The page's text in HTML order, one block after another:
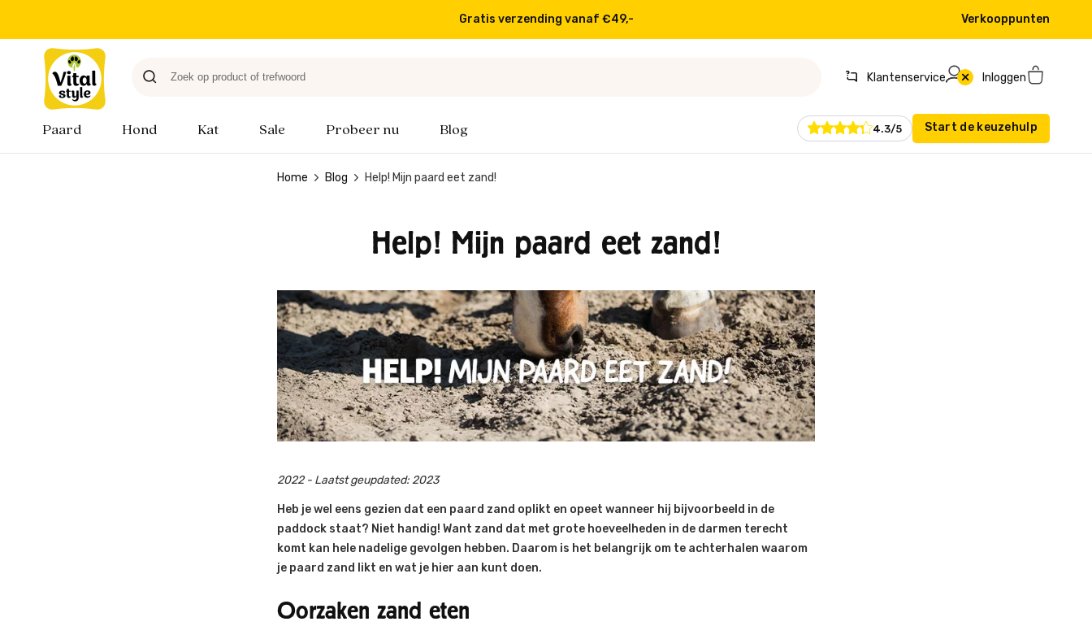
Op werkdagen voor 16:00 besteld, volgende dag in huis Verkooppunten
Klantenservice Inloggen
Paard Hond Kat Sale Probeer nu Blog 4.3/5 Start de keuzehulp
Home Blog Help! Mijn paard eet zand!
Help! Mijn paard eet zand!
2022 - Laatst geupdated: 2023
Heb je wel eens gezien dat een paard zand oplikt en opeet wanneer hij bijvoorbeeld in de
paddock staat? Niet handig! Want zand dat met grote hoeveelheden in de darmen terecht
komt kan hele nadelige gevolgen hebben. Daarom is het belangrijk om te achterhalen waarom
je paard zand likt en wat je hier aan kunt doen.​
Oorzaken zand eten